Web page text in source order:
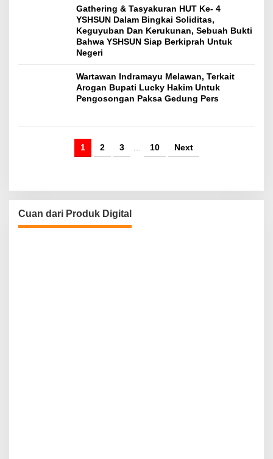
Gathering & Tasyakuran HUT Ke- 4
YSHSUN Dalam Bingkai Soliditas,
Keguyuban Dan Kerukunan, Sebuah Bukti
Bahwa YSHSUN Siap Berkiprah Untuk
Negeri
Wartawan Indramayu Melawan, Terkait
Arogan Bupati Lucky Hakim Untuk
Pengosongan Paksa Gedung Pers
1 2 3 … 10 Next
Cuan dari Produk Digital